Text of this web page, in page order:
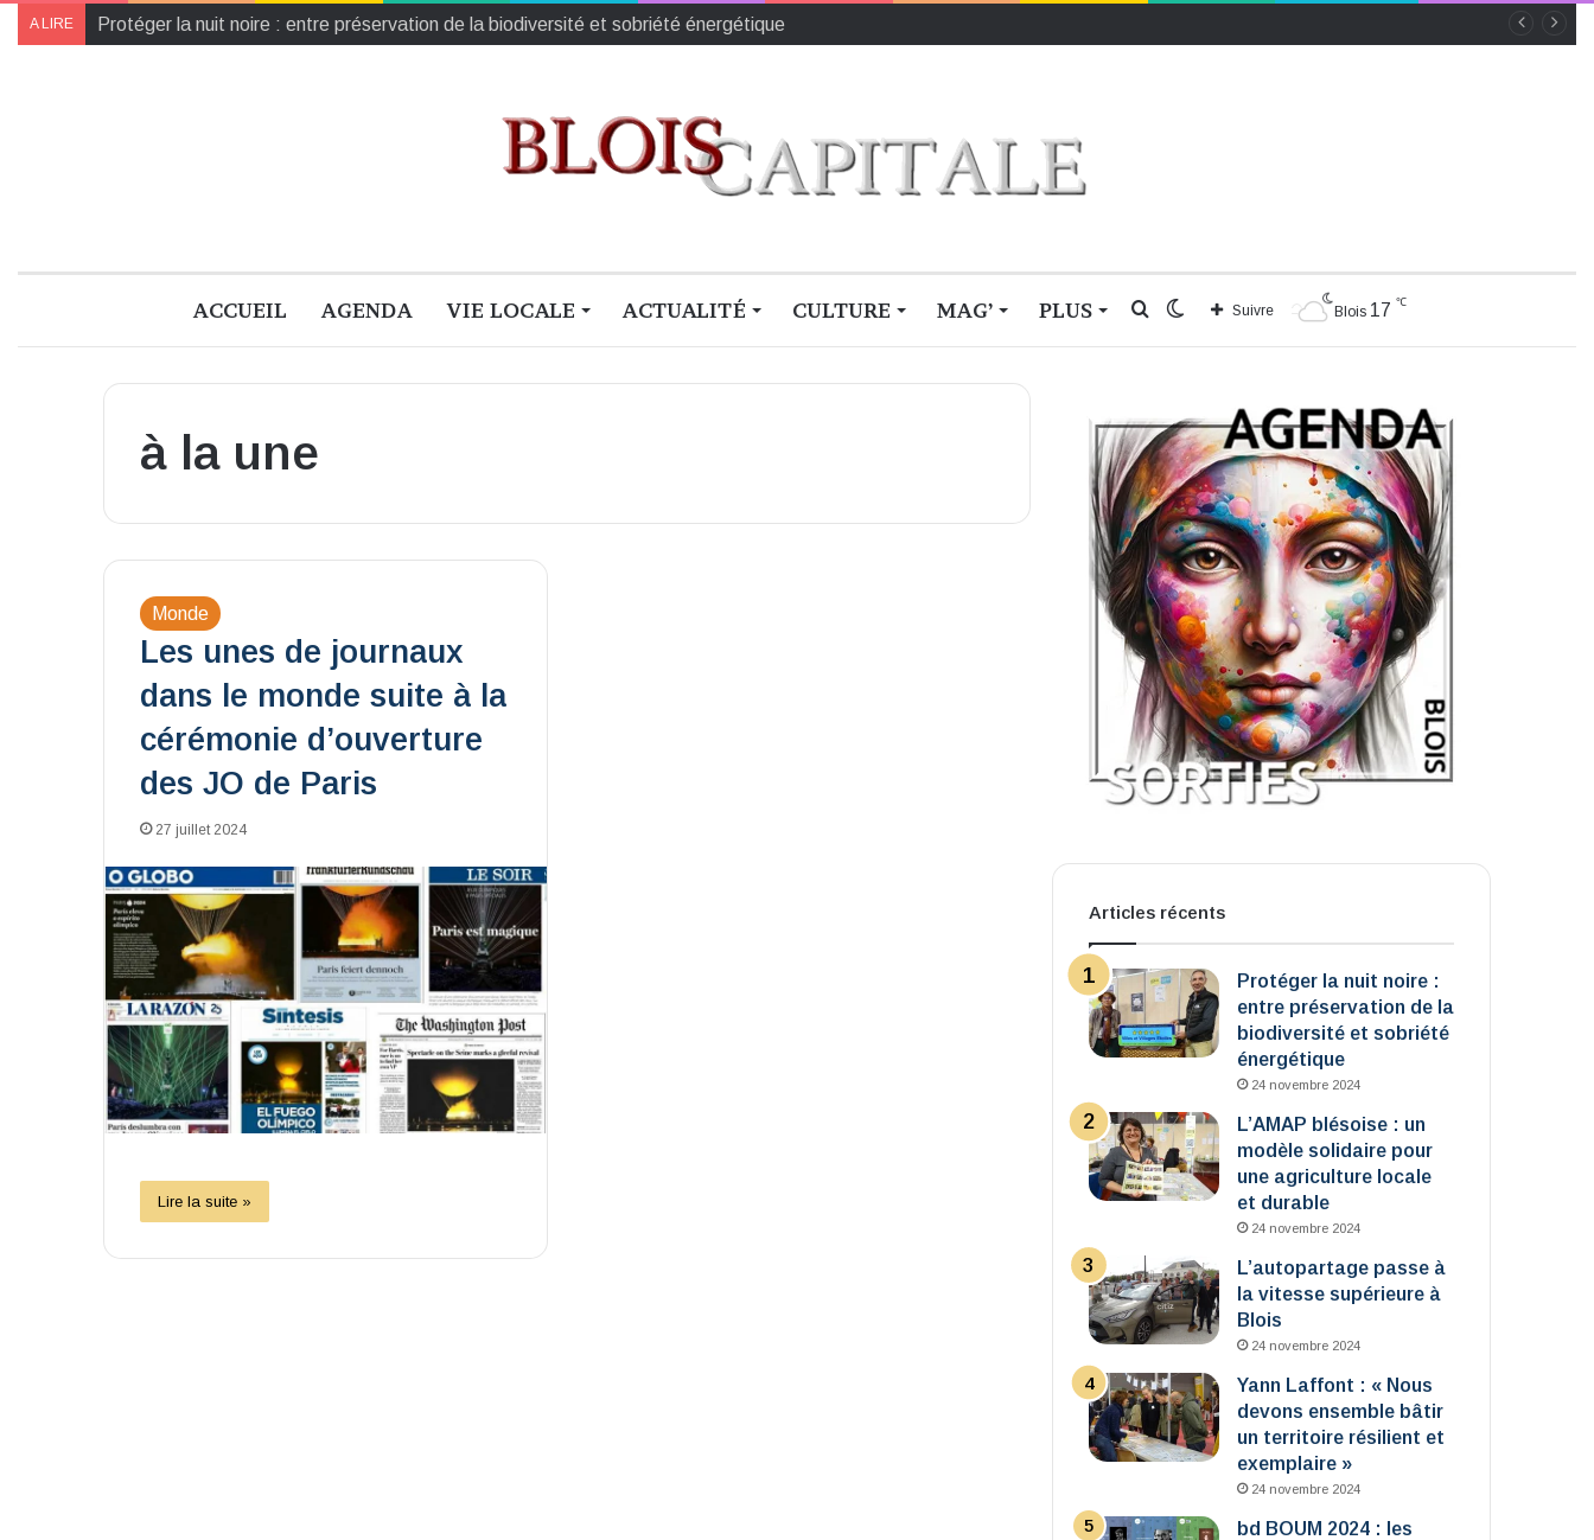
A LIRE Protéger la nuit noire : entre préservation de la biodiversité et sobriété énergétique
ACCUEIL AGENDA VIE LOCALE ACTUALITÉ CULTURE MAG’ PLUS Blois 17 ℃
Suivre
Switch
Rechercher
à la une
Monde
Les unes de journaux
dans le monde suite à la
cérémonie d’ouverture
des JO de Paris
27 juillet 2024
Lire la suite »
Articles récents
Protéger la nuit noire :
entre préservation de la
biodiversité et sobriété
énergétique
24 novembre 2024
L’AMAP blésoise : un
modèle solidaire pour
une agriculture locale
et durable
24 novembre 2024
L’autopartage passe à
la vitesse supérieure à
Blois
24 novembre 2024
Yann Laffont : « Nous
devons ensemble bâtir
un territoire résilient et
exemplaire »
24 novembre 2024
bd BOUM 2024 : les